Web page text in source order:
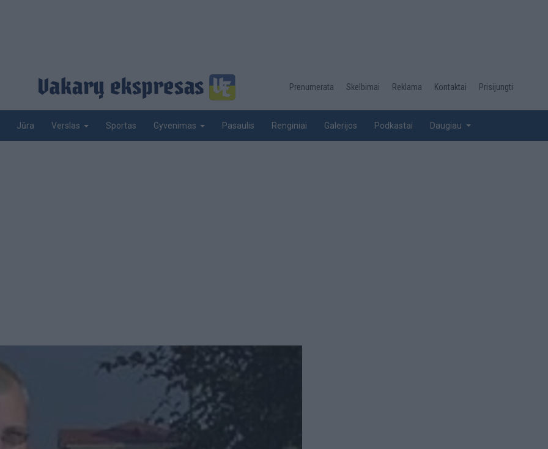
Desktop
top
Prenumerata Skelbimai Reklama Kontaktai Prisijungti
Jūra Verslas Sportas Gyvenimas Pasaulis Renginiai Galerijos Podkastai Daugiau